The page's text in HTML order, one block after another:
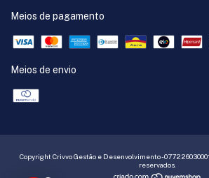
Meios de pagamento
Meios de envio
Copyright Crivvo Gestão e Desenvolvimento -
reservados.